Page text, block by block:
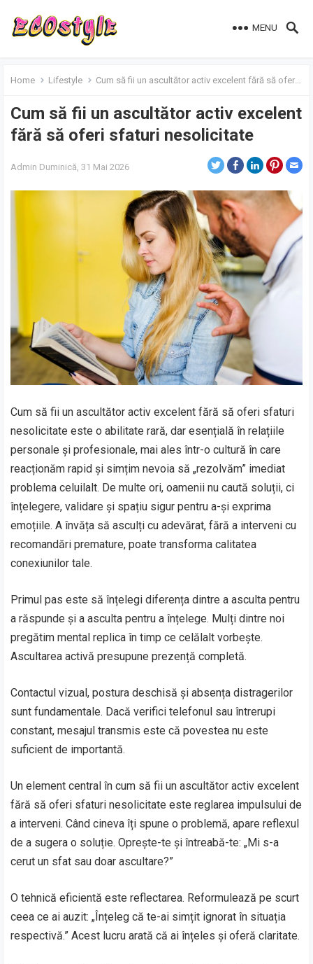
MENU
Home Lifestyle Cum să fii un ascultător activ excelent fără să oferi sfaturi nesolicitate
Cum să fii un ascultător activ excelent
fără să oferi sfaturi nesolicitate
Admin Duminică, 31 Mai 2026
Cum să fii un ascultător activ excelent fără să oferi sfaturi
nesolicitate este o abilitate rară, dar esențială în relațiile
personale și profesionale, mai ales într-o cultură în care
reacționăm rapid și simțim nevoia să „rezolvăm” imediat
problema celuilalt. De multe ori, oamenii nu caută soluții, ci
înțelegere, validare și spațiu sigur pentru a-și exprima
emoțiile. A învăța să asculți cu adevărat, fără a interveni cu
recomandări premature, poate transforma calitatea
conexiunilor tale.
Primul pas este să înțelegi diferența dintre a asculta pentru
a răspunde și a asculta pentru a înțelege. Mulți dintre noi
pregătim mental replica în timp ce celălalt vorbește.
Ascultarea activă presupune prezență completă.
Contactul vizual, postura deschisă și absența distragerilor
sunt fundamentale. Dacă verifici telefonul sau întrerupi
constant, mesajul transmis este că povestea nu este
suficient de importantă.
Un element central în cum să fii un ascultător activ excelent
fără să oferi sfaturi nesolicitate este reglarea impulsului de
a interveni. Când cineva îți spune o problemă, apare reflexul
de a sugera o soluție. Oprește-te și întreabă-te: „Mi s-a
cerut un sfat sau doar ascultare?”
O tehnică eficientă este reflectarea. Reformulează pe scurt
ceea ce ai auzit: „Înțeleg că te-ai simțit ignorat în situația
respectivă.” Acest lucru arată că ai înțeles și oferă claritate.